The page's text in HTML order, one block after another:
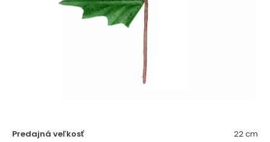
Predajná veľkosť
22 cm